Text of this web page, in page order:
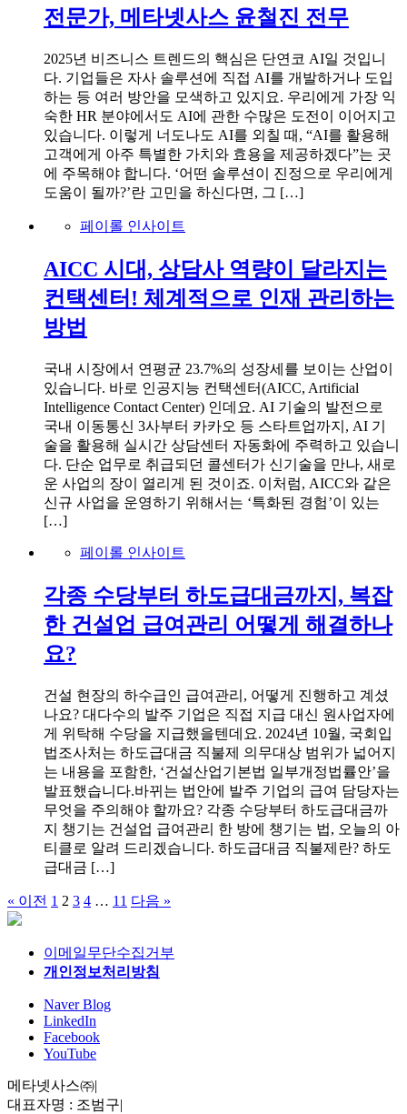
전문가, 메타넷사스 윤철진 전무
2025년 비즈니스 트렌드의 핵심은 단연코 AI일 것입니
다. 기업들은 자사 솔루션에 직접 AI를 개발하거나 도입
하는 등 여러 방안을 모색하고 있지요. 우리에게 가장 익
숙한 HR 분야에서도 AI에 관한 수많은 도전이 이어지고
있습니다. 이렇게 너도나도 AI를 외칠 때, “AI를 활용해
고객에게 아주 특별한 가치와 효용을 제공하겠다”는 곳
에 주목해야 합니다. ‘어떤 솔루션이 진정으로 우리에게
도움이 될까?’란 고민을 하신다면, 그 […]
페이롤 인사이트
AICC 시대, 상담사 역량이 달라지는
컨택센터! 체계적으로 인재 관리하는
방법
국내 시장에서 연평균 23.7%의 성장세를 보이는 산업이
있습니다. 바로 인공지능 컨택센터(AICC, Artificial
Intelligence Contact Center) 인데요. AI 기술의 발전으로
국내 이동통신 3사부터 카카오 등 스타트업까지, AI 기
술을 활용해 실시간 상담센터 자동화에 주력하고 있습니
다. 단순 업무로 취급되던 콜센터가 신기술을 만나, 새로
운 사업의 장이 열리게 된 것이죠. 이처럼, AICC와 같은
신규 사업을 운영하기 위해서는 ‘특화된 경험’이 있는
[…]
페이롤 인사이트
각종 수당부터 하도급대금까지, 복잡
한 건설업 급여관리 어떻게 해결하나
요?
건설 현장의 하수급인 급여관리, 어떻게 진행하고 계셨
나요? 대다수의 발주 기업은 직접 지급 대신 원사업자에
게 위탁해 수당을 지급했을텐데요. 2024년 10월, 국회입
법조사처는 하도급대금 직불제 의무대상 범위가 넓어지
는 내용을 포함한, ‘건설산업기본법 일부개정법률안’을
발표했습니다.바뀌는 법안에 발주 기업의 급여 담당자는
무엇을 주의해야 할까요? 각종 수당부터 하도급대금까
지 챙기는 건설업 급여관리 한 방에 챙기는 법, 오늘의 아
티클로 알려 드리겠습니다. 하도급대금 직불제란? 하도
급대금 […]
« 이전 1 2 3 4 … 11 다음 »
이메일무단수집거부
개인정보처리방침
Naver Blog
LinkedIn
Facebook
YouTube
메타넷사스㈜|
대표자명 : 조범구|